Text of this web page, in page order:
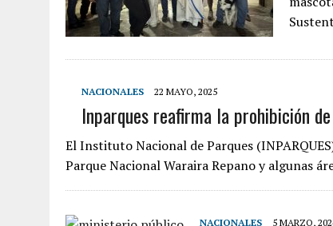
NACIONALES 22 MAYO, 2025
Inparques reafirma la prohibición
El Instituto Nacional de Parques
Parque Nacional Waraira Repano y algunas
NACIONALES 5 MARZO,